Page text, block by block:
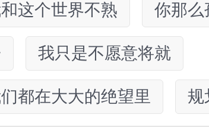
这个世界不熟 你那么
我只是不愿意将就
都在大大的绝望里 规